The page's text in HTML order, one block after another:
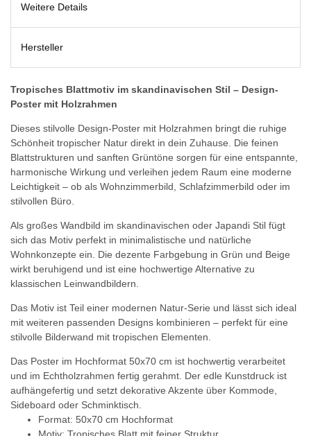
Weitere Details
Hersteller
Tropisches Blattmotiv im skandinavischen Stil – Design-
Poster mit Holzrahmen
Dieses stilvolle Design-Poster mit Holzrahmen bringt die ruhige
Schönheit tropischer Natur direkt in dein Zuhause. Die feinen
Blattstrukturen und sanften Grüntöne sorgen für eine entspannte,
harmonische Wirkung und verleihen jedem Raum eine moderne
Leichtigkeit – ob als Wohnzimmerbild, Schlafzimmerbild oder im
stilvollen Büro.
Als großes Wandbild im skandinavischen oder Japandi Stil fügt
sich das Motiv perfekt in minimalistische und natürliche
Wohnkonzepte ein. Die dezente Farbgebung in Grün und Beige
wirkt beruhigend und ist eine hochwertige Alternative zu
klassischen Leinwandbildern.
Das Motiv ist Teil einer modernen Natur-Serie und lässt sich ideal
mit weiteren passenden Designs kombinieren – perfekt für eine
stilvolle Bilderwand mit tropischen Elementen.
Das Poster im Hochformat 50x70 cm ist hochwertig verarbeitet
und im Echtholzrahmen fertig gerahmt. Der edle Kunstdruck ist
aufhängefertig und setzt dekorative Akzente über Kommode,
Sideboard oder Schminktisch.
Format: 50x70 cm Hochformat